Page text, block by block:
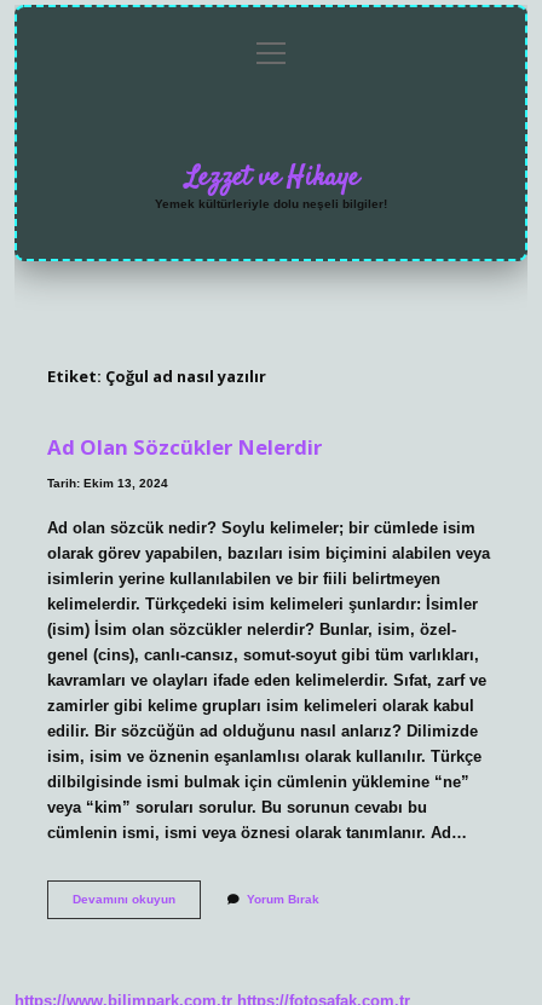
menüyü
aç
Lezzet ve Hikaye
Yemek kültürleriyle dolu neşeli bilgiler!
Etiket: Çoğul ad nasıl yazılır
Ad Olan Sözcükler Nelerdir
Tarih: Ekim 13, 2024
Ad olan sözcük nedir? Soylu kelimeler; bir cümlede isim
olarak görev yapabilen, bazıları isim biçimini alabilen veya
isimlerin yerine kullanılabilen ve bir fiili belirtmeyen
kelimelerdir. Türkçedeki isim kelimeleri şunlardır: İsimler
(isim) İsim olan sözcükler nelerdir? Bunlar, isim, özel-
genel (cins), canlı-cansız, somut-soyut gibi tüm varlıkları,
kavramları ve olayları ifade eden kelimelerdir. Sıfat, zarf ve
zamirler gibi kelime grupları isim kelimeleri olarak kabul
edilir. Bir sözcüğün ad olduğunu nasıl anlarız? Dilimizde
isim, isim ve öznenin eşanlamlısı olarak kullanılır. Türkçe
dilbilgisinde ismi bulmak için cümlenin yüklemine “ne”
veya “kim” soruları sorulur. Bu sorunun cevabı bu
cümlenin ismi, ismi veya öznesi olarak tanımlanır. Ad…
Devamını okuyunAd
Yorum Bırak
https://www.bilimpark.com.tr https://fotosafak.com.tr